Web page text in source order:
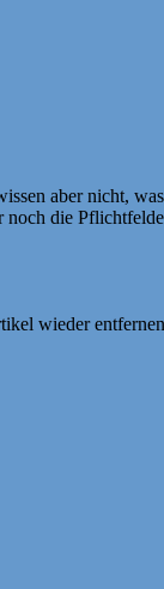
aber nicht,
die
wieder